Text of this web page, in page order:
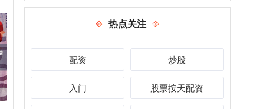
热点关注
配资 炒股
入门 股票按天配资